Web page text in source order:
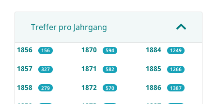
Treffer pro Jahrgang
1856 156
1857 327
1858 279
1870 594
1871 582
1872 570
1884 1249
1885 1266
1886 1387